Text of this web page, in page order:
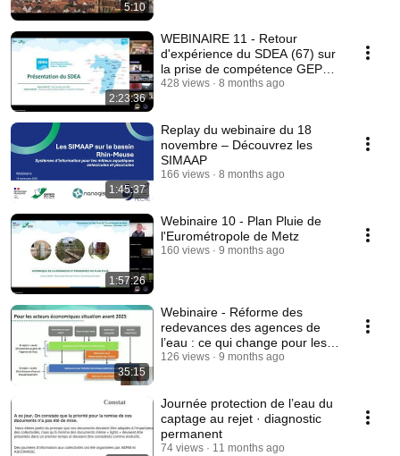
5:10
2:23:36
WEBINAIRE 11 - Retour
d'expérience du SDEA (67) sur
la prise de compétence GEPU -
21 novembre 2025
428 views 8 months ago
1:45:37
Replay du webinaire du 18
novembre – Découvrez les
SIMAAP
166 views 8 months ago
1:57:26
Webinaire 10 - Plan Pluie de
l'Eurométropole de Metz
160 views 9 months ago
35:15
Webinaire - Réforme des
redevances des agences de
l’eau : ce qui change pour les
entreprises !
126 views 9 months ago
Journée protection de l’eau du
captage au rejet · diagnostic
permanent
74 views 11 months ago